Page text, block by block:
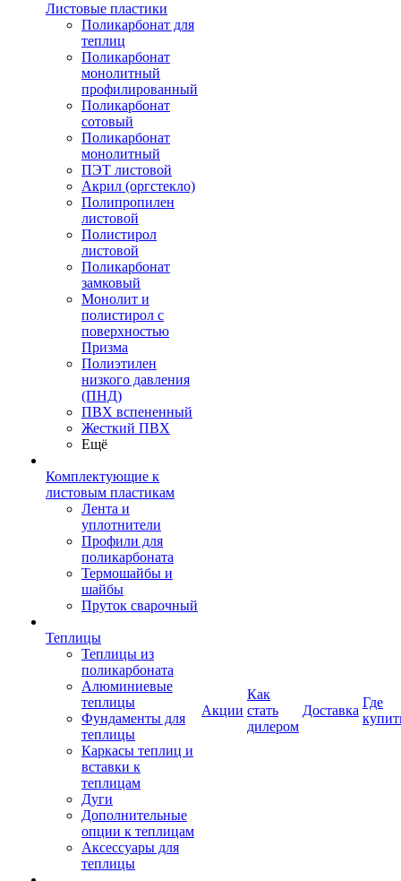
Листовые пластики
Поликарбонат для
теплиц
Поликарбонат
монолитный
профилированный
Поликарбонат
сотовый
Поликарбонат
монолитный
ПЭТ листовой
Акрил (оргстекло)
Полипропилен
листовой
Полистирол
листовой
Поликарбонат
замковый
Монолит и
полистирол с
поверхностью
Призма
Полиэтилен
низкого давления
(ПНД)
ПВХ вспененный
Жесткий ПВХ
Ещё
Комплектующие к
листовым пластикам
Лента и
уплотнители
Профили для
поликарбоната
Термошайбы и
шайбы
Пруток сварочный
Теплицы
Теплицы из
поликарбоната
Алюминиевые
теплицы
Фундаменты для
теплицы
Каркасы теплиц и
вставки к
теплицам
Дуги
Дополнительные
опции к теплицам
Аксессуары для
теплицы
Акции
Как
стать
дилером
Доставка
Где